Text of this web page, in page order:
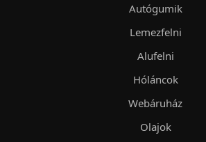
Autógumik
Lemezfelni
Alufelni
Hóláncok
Webáruház
Olajok